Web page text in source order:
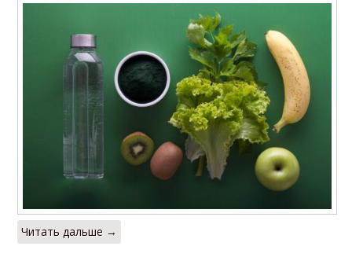
Читать дальше →